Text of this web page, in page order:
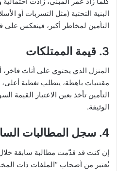
البنية التحتية (مثل التسربات أو
التأمين لمخاطر أكبر، فينعكس على
3. قيمة الممتلكات
المنزل الذي يحتوي على أثاث فاخر،
مقتنيات باهظة، يتطلب تغطية
التأمين تأخذ بعين الاعتبار القيمة
الوثيقة.
4. سجل المطالبات السابق
إن كنت قد قدّمت مطالبة سابقة خلال
تُعتبر من أصحاب “الملفات ذات